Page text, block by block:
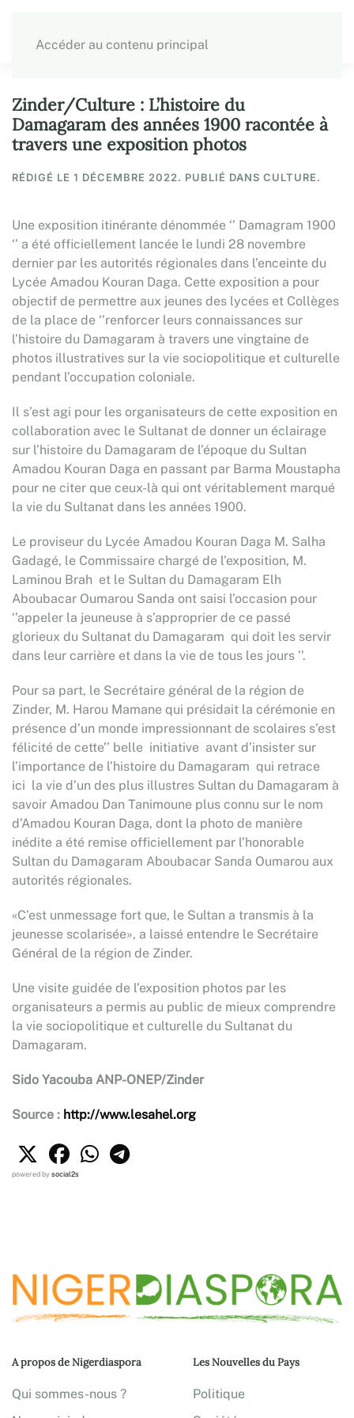
Accéder au contenu principal
Zinder/Culture : L’histoire du
Damagaram des années 1900 racontée à
travers une exposition photos
RÉDIGÉ LE 1 DÉCEMBRE 2022. PUBLIÉ DANS CULTURE.
Une exposition itinérante dénommée ‘’ Damagram 1900
‘’ a été officiellement lancée le lundi 28 novembre
dernier par les autorités régionales dans l’enceinte du
Lycée Amadou Kouran Daga. Cette exposition a pour
objectif de permettre aux jeunes des lycées et Collèges
de la place de ‘’renforcer leurs connaissances sur
l’histoire du Damagaram à travers une vingtaine de
photos illustratives sur la vie sociopolitique et culturelle
pendant l’occupation coloniale.
Il s’est agi pour les organisateurs de cette exposition en
collaboration avec le Sultanat de donner un éclairage
sur l’histoire du Damagaram de l’époque du Sultan
Amadou Kouran Daga en passant par Barma Moustapha
pour ne citer que ceux-là qui ont véritablement marqué
la vie du Sultanat dans les années 1900.
Le proviseur du Lycée Amadou Kouran Daga M. Salha
Gadagé, le Commissaire chargé de l’exposition, M.
Laminou Brah et le Sultan du Damagaram Elh
Aboubacar Oumarou Sanda ont saisi l’occasion pour
‘’appeler la jeuneuse à s’approprier de ce passé
glorieux du Sultanat du Damagaram qui doit les servir
dans leur carrière et dans la vie de tous les jours ’’.
Pour sa part, le Secrétaire général de la région de
Zinder, M. Harou Mamane qui présidait la cérémonie en
présence d’un monde impressionnant de scolaires s’est
félicité de cette’’ belle initiative avant d’insister sur
l’importance de l’histoire du Damagaram qui retrace
ici la vie d’un des plus illustres Sultan du Damagaram à
savoir Amadou Dan Tanimoune plus connu sur le nom
d’Amadou Kouran Daga, dont la photo de manière
inédite a été remise officiellement par l’honorable
Sultan du Damagaram Aboubacar Sanda Oumarou aux
autorités régionales.
«C’est unmessage fort que, le Sultan a transmis à la
jeunesse scolarisée», a laissé entendre le Secrétaire
Général de la région de Zinder.
Une visite guidée de l’exposition photos par les
organisateurs a permis au public de mieux comprendre
la vie sociopolitique et culturelle du Sultanat du
Damagaram.
Sido Yacouba ANP-ONEP/Zinder
Source : http://www.lesahel.org
powered bysocial2s
A propos de Nigerdiaspora
Qui sommes-nous ?
Les Nouvelles du Pays
Politique